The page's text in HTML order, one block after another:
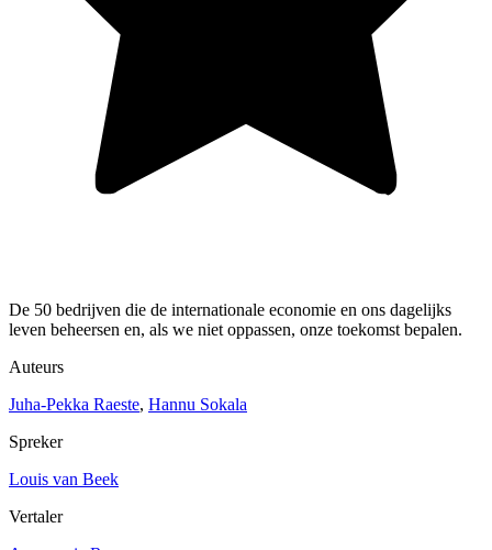
De 50 bedrijven die de internationale economie en ons dagelijks
leven beheersen en, als we niet oppassen, onze toekomst bepalen.
Auteurs
Juha-Pekka Raeste, Hannu Sokala
Spreker
Louis van Beek
Vertaler